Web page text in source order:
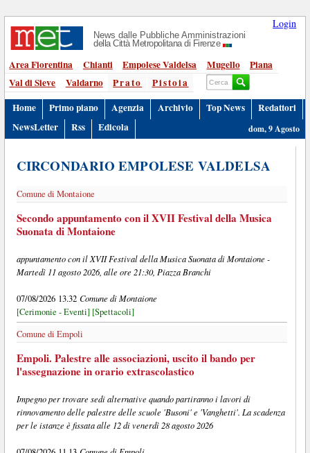
Login
News dalle Pubbliche Amministrazioni
della Città Metropolitana di Firenze
Area Fiorentina Chianti Empolese Valdelsa Mugello
Piana
Val di Sieve
Valdarno Prato
Pistoia
Home
Primo piano Agenzia Archivio Top News
Redattori
NewsLetter
Rss Edicola dom, 9 Agosto
CIRCONDARIO EMPOLESE VALDELSA
Comune di Montaione
Secondo appuntamento con il XVII Festival della Musica
Suonata di Montaione
appuntamento con il XVII Festival della Musica Suonata di Montaione -
Martedì 11 agosto 2026, alle ore 21:30, Piazza Branchi
07/08/2026 13.32 Comune di Montaione
[Cerimonie - Eventi] [Spettacoli]
Comune di Empoli
Empoli. Palestre alle associazioni, uscito il bando per
l'assegnazione in orario extrascolastico
Impegno per trovare sedi alternative quando partiranno i lavori di
rinnovamento delle palestre delle scuole 'Busoni' e 'Vanghetti'. La scadenza
per le istanze è fissata alle 12 di venerdì 28 agosto 2026